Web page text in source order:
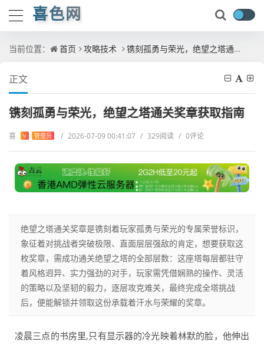
喜色网
当前位置： 首页 攻略技术 镌刻孤勇与荣光，绝望之塔通关奖章获取指南
正文
镌刻孤勇与荣光，绝望之塔通关奖章获取指南
喜 V 管理员 / 2026-07-09 00:41:07 / 329阅读 / 0评论
绝望之塔通关奖章是镌刻着玩家孤勇与荣光的专属荣誉标识，
象征着对挑战者突破极限、直面层层强敌的肯定，想要获取这
枚奖章，需成功通关绝望之塔的全部层数：这座塔每层都驻守
着风格迥异、实力强劲的对手，玩家需凭借娴熟的操作、灵活
的策略以及坚韧的毅力，逐层攻克难关，最终完成全塔挑战
后，便能解锁并领取这份承载着汗水与荣耀的奖章。
凌晨三点的书房里,只有显示器的冷光映着林默的脸，他伸出